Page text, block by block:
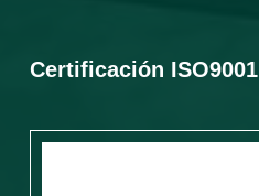
Certificación ISO9001